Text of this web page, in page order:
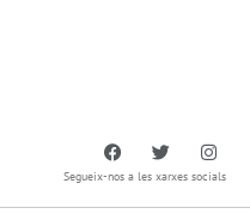
Segueix-nos a les xarxes socials